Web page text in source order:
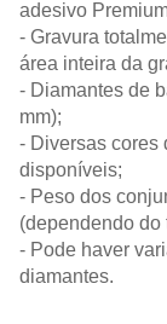
adesivo
- Gravura
área inteira da
- Diamantes de
mm);
- Diversas cores
disponíveis;
- Peso dos
(dependendo do
- Pode haver
diamantes.